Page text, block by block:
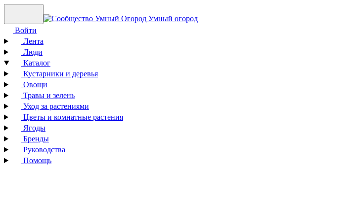
Умный огород
Войти
Лента
Люди
Каталог
Кустарники и деревья
Овощи
Травы и зелень
Уход за растениями
Цветы и комнатные растения
Ягоды
Бренды
Руководства
Помощь